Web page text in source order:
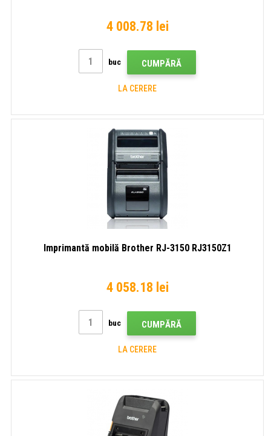
4 008.78 lei
buc CUMPĂRĂ
LA CERERE
Imprimantă mobilă Brother RJ-3150 RJ3150Z1
4 058.18 lei
buc CUMPĂRĂ
LA CERERE